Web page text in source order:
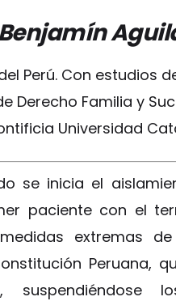
Perú. Con estudios
Derecho Familia y
Universidad
se inicia el
paciente con el
extremas de
Peruana,